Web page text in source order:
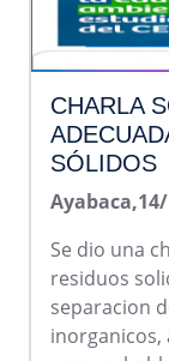
CHARLA
SÓLIDOS
Se dio una
residuos
separacion
inorganicos,